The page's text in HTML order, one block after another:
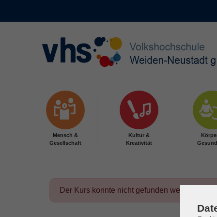
Mensch &
Gesellschaft
Kultur &
Kreativität
Der Kurs konnte nicht gefunden werden.